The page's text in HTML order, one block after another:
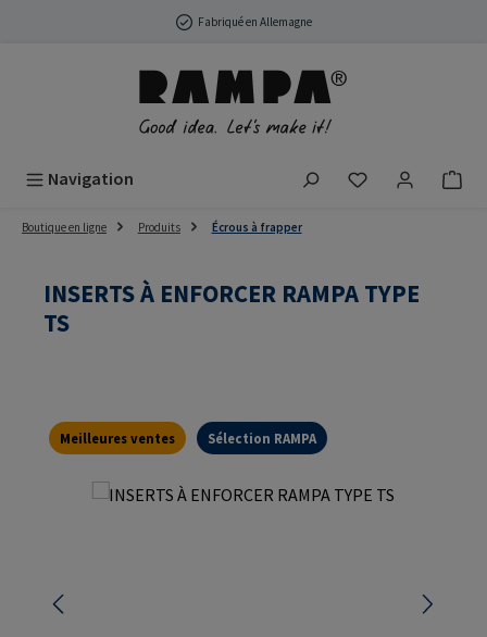
Passer au contenu principalFabriqué en Allemagne
Navigation Vous avez 0
Boutique en ligne Produits Écrous à frapper
INSERTS À ENFORCER RAMPA TYPE
TS
Meilleures ventes Sélection RAMPA
Ignorer la galerie d'images